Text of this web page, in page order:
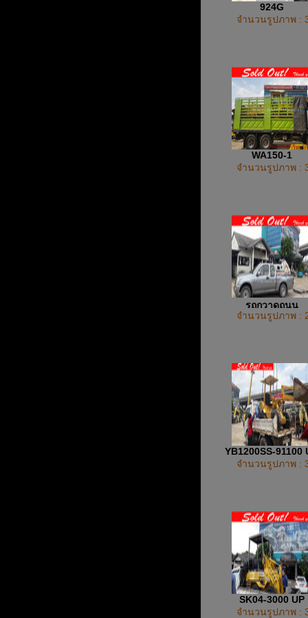
924G
จำนวนรูปภาพ :
WA150-1
จำนวนรูปภาพ :
รถกวาดถนน
จำนวนรูปภาพ :
YB1200SS-91100
จำนวนรูปภาพ :
SK04-3000 UP
จำนวนรูปภาพ :